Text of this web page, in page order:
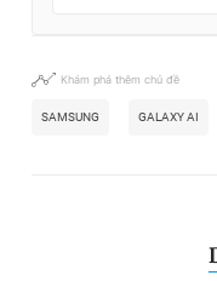
Khám phá thêm chủ đề
SAMSUNG GALAXY AI